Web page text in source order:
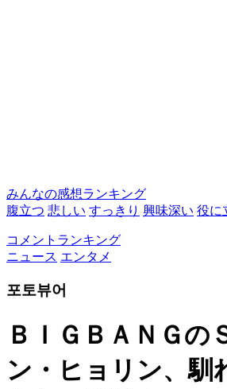
みんなの感想ランキング
腹立つ 悲しい すっきり 興味深い 役に
コメントランキング
ニュース エンタメ
포토뷰어
ＢＩＧＢＡＮＧの
ン・ヒョリン、馴